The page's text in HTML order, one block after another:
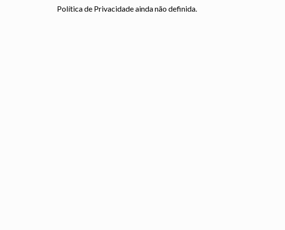
Política de Privacidade ainda não definida.